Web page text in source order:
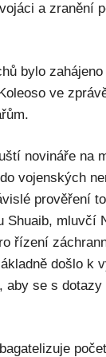
a zranění
bylo
ve
novináře na
vojenských
prověření
Shuaib, mluvčí
řízení
došlo k
aby se s dotazy